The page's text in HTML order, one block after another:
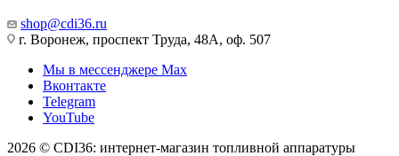
shop@cdi36.ru
г. Воронеж, проспект Труда, 48А, оф. 507
Мы в мессенджере Max
Вконтакте
Telegram
YouTube
2026 © CDI36: интернет-магазин топливной аппаратуры